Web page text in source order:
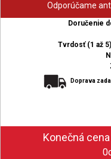
Odporúčame
Doručenie
Tvrdosť (1 až
Doprava